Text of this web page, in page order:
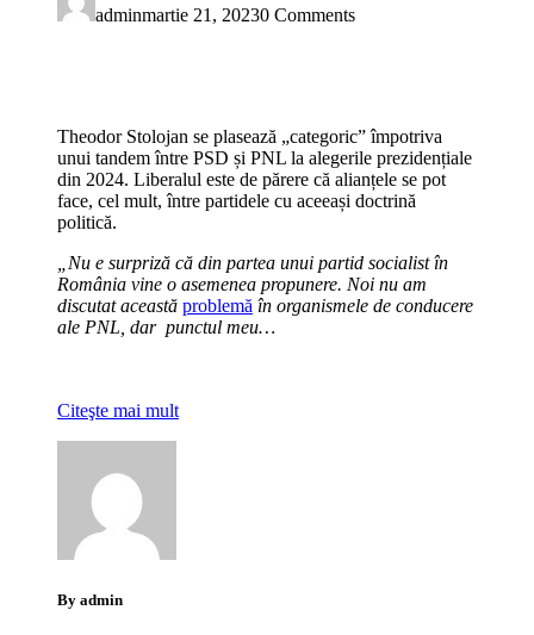
adminmartie 21, 20230 Comments
Theodor Stolojan se plasează „categoric” împotriva
unui tandem între PSD și PNL la alegerile prezidențiale
din 2024. Liberalul este de părere că alianțele se pot
face, cel mult, între partidele cu aceeași doctrină
politică.
„Nu e surpriză că din partea unui partid socialist în
România vine o asemenea propunere. Noi nu am
discutat această problemă în organismele de conducere
ale PNL, dar punctul meu…
Citeşte mai mult
By admin